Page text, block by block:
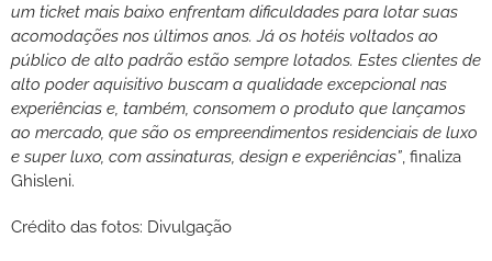
um ticket mais baixo enfrentam dificuldades para lotar suas
acomodações nos últimos anos. Já os hotéis voltados ao
público de alto padrão estão sempre lotados. Estes clientes de
alto poder aquisitivo buscam a qualidade excepcional nas
experiências e, também, consomem o produto que lançamos
ao mercado, que são os empreendimentos residenciais de luxo
e super luxo, com assinaturas, design e experiências”, finaliza
Ghisleni.
Crédito das fotos: Divulgação